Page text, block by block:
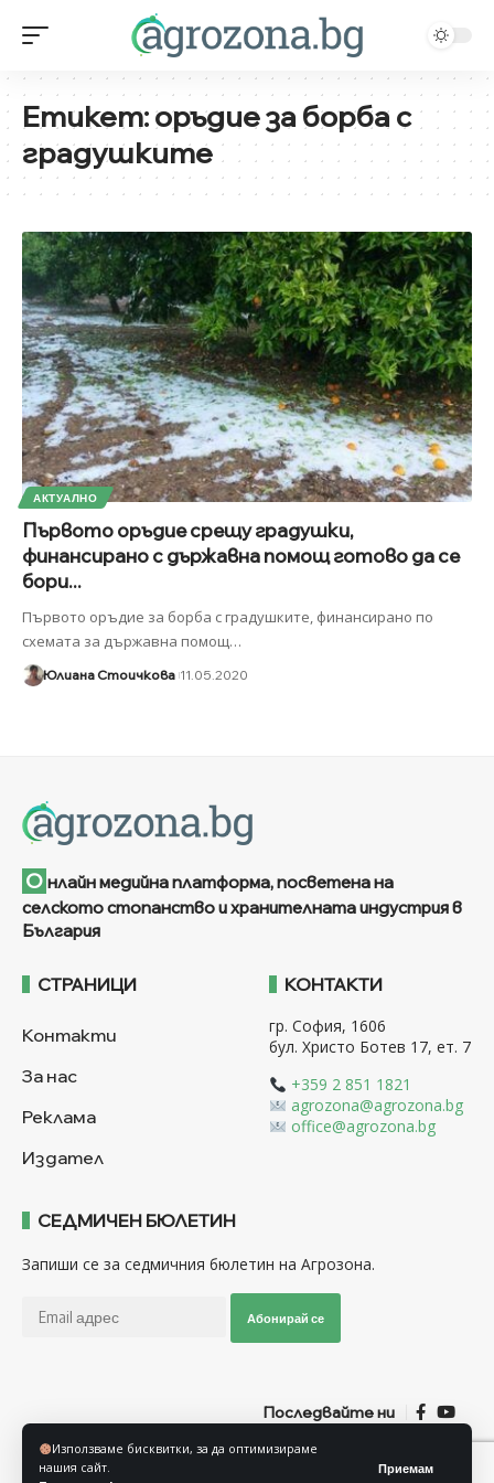
Използваме бисквитки, за да оптимизираме
нашия сайт.
Приемам
Етикет:оръдие за борба с
градушките
АКТУАЛНО
Първото оръдие срещу градушки,
финансирано с държавна помощ готово да се
бори...
Първото оръдие за борба с градушките, финансирано по
схемата за държавна помощ…
Юлиана Стоичкова 11.05.2020
О нлайн медийна платформа, посветена на
селското стопанство и хранителната индустрия в
България
СТРАНИЦИ
Контакти
За нас
Реклама
Издател
КОНТАКТИ
гр. София, 1606
бул. Христо Ботев 17, ет. 7
+359 2 851 1821
agrozona@agrozona.bg
office@agrozona.bg
СЕДМИЧЕН БЮЛЕТИН
Запиши се за седмичния бюлетин на Агрозона.
Абонирай се
Последвайте ни
Общи условия Политика за използване на “Бисквитки”